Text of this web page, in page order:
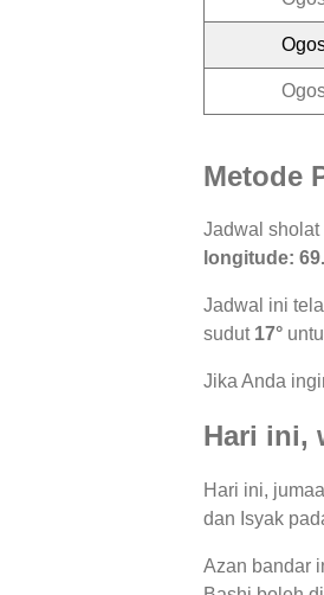
Metode
Jadwal sholat
longitude:
Jadwal ini
sudut 17°
Jika Anda
Hari ini,
Hari ini,
dan Isyak
Azan bandar